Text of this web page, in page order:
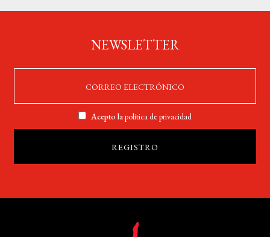
NEWSLETTER
Acepto lapolítica de privacidad